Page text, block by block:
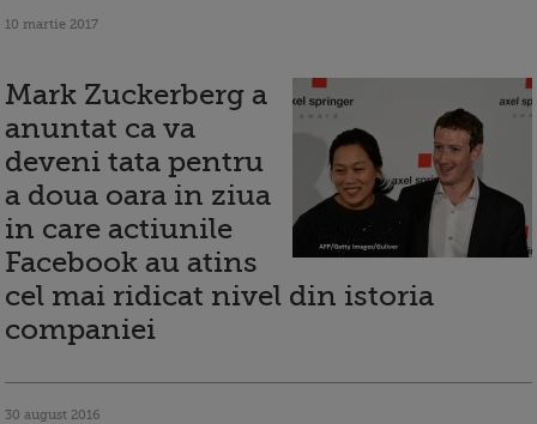
10 martie 2017
Mark Zuckerberg a
anuntat ca va
deveni tata pentru
a doua oara in ziua
in care actiunile
Facebook au atins
cel mai ridicat nivel din istoria
companiei
30 august 2016